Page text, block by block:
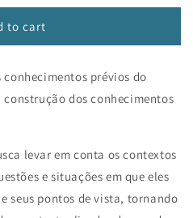
to cart
prévios do
dos conhecimentos
levar em conta os contextos
e situações em que eles
seus pontos de vista, tornando